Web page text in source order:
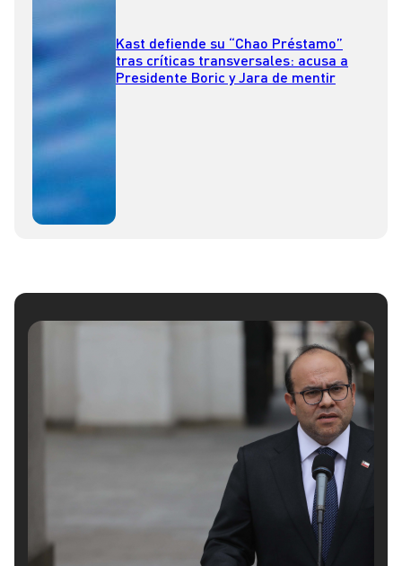
Kast defiende su “Chao Préstamo”
tras críticas transversales: acusa a
Presidente Boric y Jara de mentir